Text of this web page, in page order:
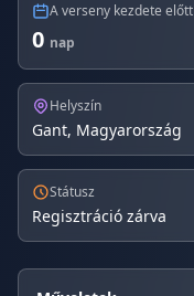
A verseny kezdete előtt
0 nap
Helyszín
Gant, Magyarország
Státusz
Regisztráció zárva